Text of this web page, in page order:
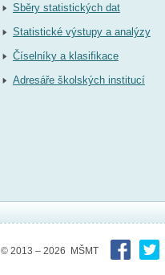
Sběry statistických dat
Statistické výstupy a analýzy
Číselníky a klasifikace
Adresáře školských institucí
© 2013 – 2026 MŠMT